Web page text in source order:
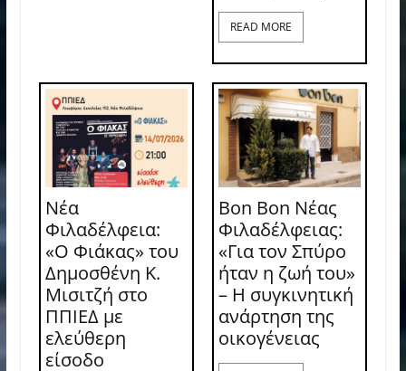
READ MORE
Νέα
Φιλαδέλφεια:
«Ο Φιάκας» του
Δημοσθένη Κ.
Μισιτζή στο
ΠΠΙΕΔ με
ελεύθερη
είσοδο
Bon Bon Νέας
Φιλαδέλφειας:
«Για τον Σπύρο
ήταν η ζωή του»
– Η συγκινητική
ανάρτηση της
οικογένειας